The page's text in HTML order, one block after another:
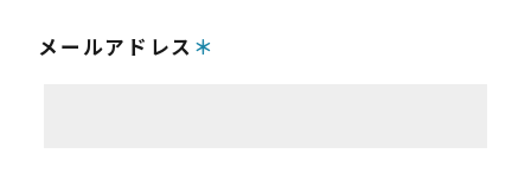
メールアドレス